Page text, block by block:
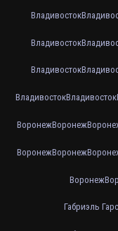
Владивосток
Владивосток
Владивосток
ВладивостокВладивосток
ВоронежВоронеж
ВоронежВоронеж
Воронеж
Габриэль